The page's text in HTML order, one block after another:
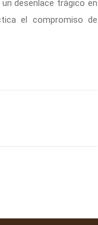
desenlace trágico en
el compromiso de